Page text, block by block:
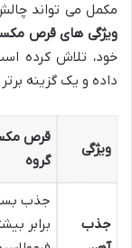
مکمل می تواند
ویژگی های قرص
خود، تلاش کرده
داده و یک گزینه
ویژگی
قرص
گروه
جذب
برابر